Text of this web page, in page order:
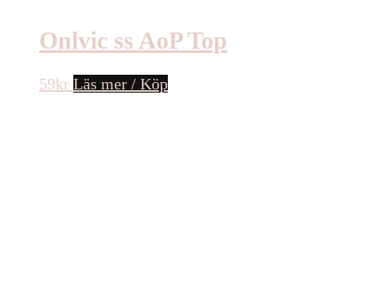
Onlvic ss AoP Top
59kr Läs mer / Köp